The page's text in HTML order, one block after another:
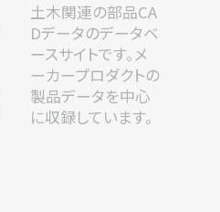
土木関連の部品CA
Dデータのデータベ
ースサイトです。メ
ーカープロダクトの
製品データを中心
に収録しています。